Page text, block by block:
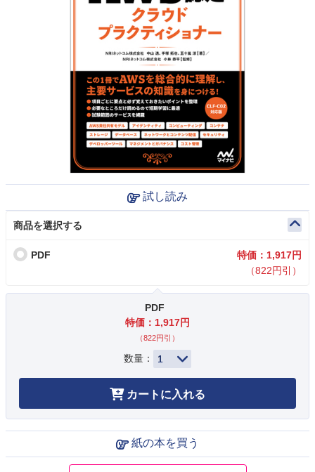
試し読み
商品を選択する
PDF
特価：1,917円
（822円引）
PDF
特価：1,917円
（822円引）
数量：
カートに入れる
紙の本を買う